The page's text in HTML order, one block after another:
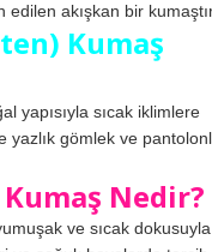
akışkan bir
Kumaş
yapısıyla sıcak iklimlere
yazlık gömlek ve
Nedir?
ve sıcak dokusuyla